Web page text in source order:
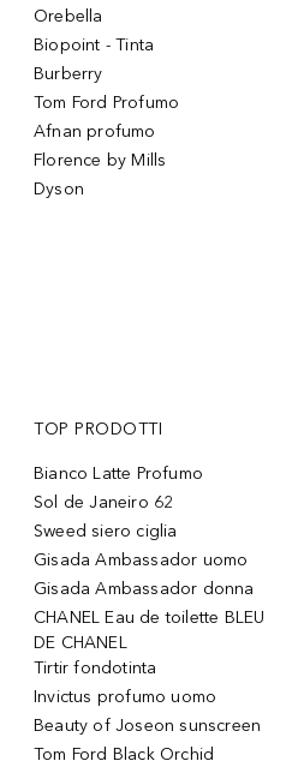
Orebella
Biopoint - Tinta
Burberry
Tom Ford Profumo
Afnan profumo
Florence by Mills
Dyson
TOP PRODOTTI
Bianco Latte Profumo
Sol de Janeiro 62
Sweed siero ciglia
Gisada Ambassador uomo
Gisada Ambassador donna
CHANEL Eau de toilette BLEU
DE CHANEL
Tirtir fondotinta
Invictus profumo uomo
Beauty of Joseon sunscreen
Tom Ford Black Orchid